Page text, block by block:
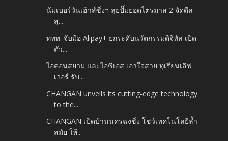
นัมเบอร์วันเฮ้าส์ซิ่งฯ ลุยปั๊มยอดไตรมาส 2 จัดดีล
สุ...
ททท. จับมือ Alipay+ ยกระดับนวัตกรรมดิจิทัล เปิด
ตัว...
ไอคอนสยาม และไอซีเอส เอาใจสาย ทุเรียนเลิฟ
เวอร์ รับ...
CHANGAN unveils its cutting-edge technology
to the...
CHANGAN เปิดบ้านนครฉงชิ่ง โชว์เทคโนโลยีล้ำ
สมัย ให้...